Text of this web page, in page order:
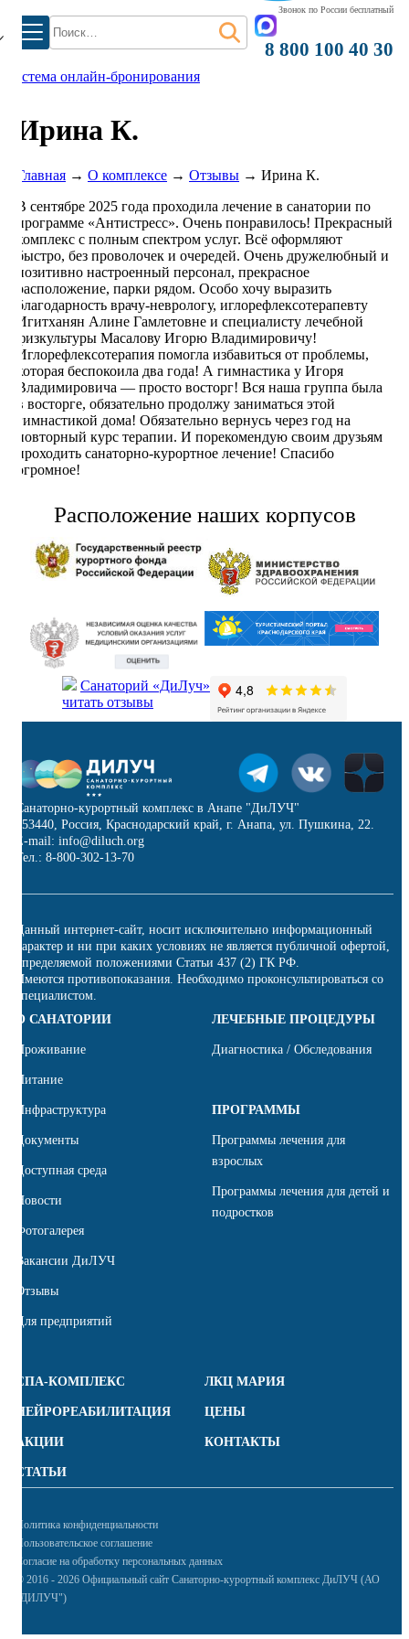
Найти:
Звонок по России бесплатный
8 800 100 40 30
система онлайн-бронирования
Ирина К.
Главная → О комплексе → Отзывы → Ирина К.
В сентябре 2025 года проходила лечение в санатории по
программе «Антистресс». Очень понравилось! Прекрасный
комплекс с полным спектром услуг. Всё оформляют
быстро, без проволочек и очередей. Очень дружелюбный и
позитивно настроенный персонал, прекрасное
расположение, парки рядом. Особо хочу выразить
благодарность врачу-неврологу, иглорефлексотерапевту
Игитханян Алине Гамлетовне и специалисту лечебной
физкультуры Масалову Игорю Владимировичу!
Иглорефлексотерапия помогла избавиться от проблемы,
которая беспокоила два года! А гимнастика у Игоря
Владимировича — просто восторг! Вся наша группа была
в восторге, обязательно продолжу заниматься этой
гимнастикой дома! Обязательно вернусь через год на
повторный курс терапии. И порекомендую своим друзьям
проходить санаторно-курортное лечение! Спасибо
огромное!
Расположение наших корпусов
Санаторий «ДиЛуч»
читать отзывы
Санаторно-курортный комплекс в Анапе "ДиЛУЧ"
353440, Россия, Краснодарский край, г. Анапа, ул. Пушкина, 22.
E-mail: info@diluch.org
Тел.: 8-800-302-13-70
Данный интернет-сайт, носит исключительно информационный
характер и ни при каких условиях не является публичной офертой,
определяемой положениями Статьи 437 (2) ГК РФ.
Имеются противопоказания. Необходимо проконсультироваться со
специалистом.
О САНАТОРИИ
Проживание
Питание
Инфраструктура
Документы
Доступная среда
Новости
Фотогалерея
Вакансии ДиЛУЧ
Отзывы
Для предприятий
ЛЕЧЕБНЫЕ ПРОЦЕДУРЫ
Диагностика / Обследования
ПРОГРАММЫ
Программы лечения для
взрослых
Программы лечения для детей и
подростков
СПА-КОМПЛЕКС ЛКЦ МАРИЯ
НЕЙРОРЕАБИЛИТАЦИЯ ЦЕНЫ
АКЦИИ КОНТАКТЫ
СТАТЬИ
Политика конфиденциальности
Пользовательское соглашение
Согласие на обработку персональных данных
© 2016 - 2026 Официальный сайт Санаторно-курортный комплекс ДиЛУЧ (АО
"ДИЛУЧ")